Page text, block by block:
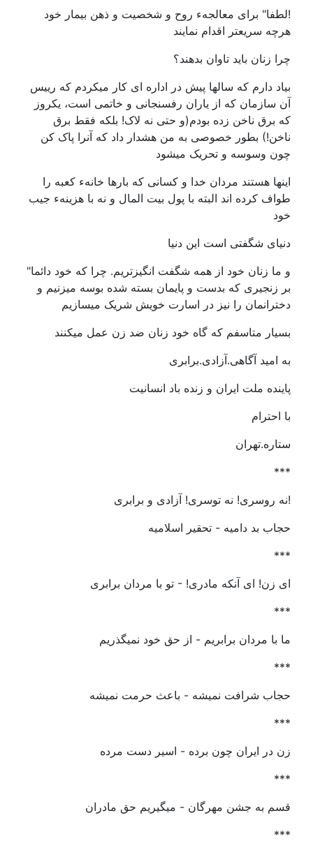
!لطفا" برای معالجهء روح و شخصیت و ذهن بیمار خود
هرچه سریعتر اقدام نمایند
چرا زنان باید تاوان بدهند؟
بیاد دارم که سالها پیش در اداره ای کار میکردم که رییس
آن سازمان که از یاران رفسنجانی و خاتمی است، یکروز
که برق ناخن زده بودم(و حتی نه لاک! بلکه فقط برق
ناخن!) بطور خصوصی به من هشدار داد که آنرا پاک کن
چون وسوسه و تحریک میشود
اینها هستند مردان خدا و کسانی که بارها خانهء کعبه را
طواف کرده اند البته با پول بیت المال و نه با هزینهء جیب
خود
دنیای شگفتی است این دنیا
و ما زنان خود از همه شگفت انگیزتریم. چرا که خود دائما"
بر زنجیری که بدست و پایمان بسته شده بوسه میزنیم و
دخترانمان را نیز در اسارت خویش شریک میسازیم
بسیار متاسفم که گاه خود زنان ضد زن عمل میکنند
به امید آگاهی.آزادی.برابری
پاینده ملت ایران و زنده باد انسانیت
با احترام
ستاره.تهران
***
!نه روسری! نه توسری! آزادی و برابری
حجاب بد دامیه - تحقیر اسلامیه
***
ای زن! ای آنکه مادری! - تو با مردان برابری
***
ما با مردان برابریم - از حق خود نمیگذریم
***
حجاب شرافت نمیشه - باعث حرمت نمیشه
***
زن در ایران چون برده - اسیر دست مرده
***
قسم به جشن مهرگان - میگیریم حق مادران
***